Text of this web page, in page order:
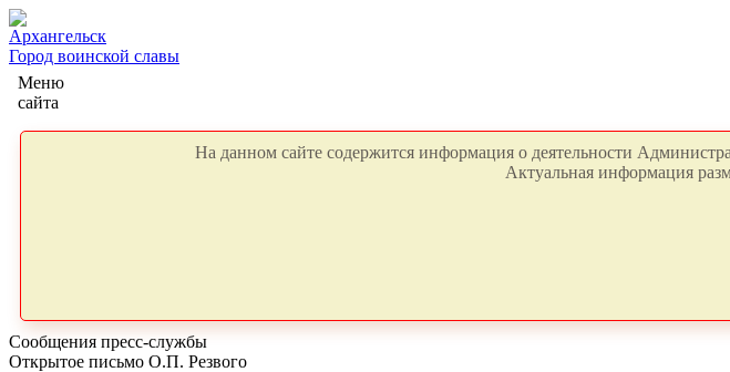
Архангельск
Город воинской славы
Меню
сайта
На данном сайте содержится информация о деятельности
Актуальная информация
Сообщения пресс-службы
Открытое письмо О.П. Резвого